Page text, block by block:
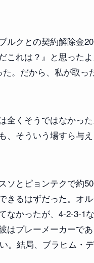
ルクとの契約解除金
これは？』と思った
。だから、私が取っ
全くそうではなかっ
、そういう場すら与
ソとピョンテクで約
きるはずだった。オ
なかったが、4-2-3-1
はプレーメーカーで
。結局、ブラヒム・